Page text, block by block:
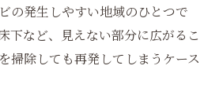
の発生しやすい地域のひとつで
下など、見えない部分に広がるこ
掃除しても再発してしまうケース